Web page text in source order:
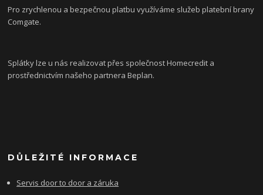
Pro zrychlenou a bezpečnou platbu využíváme služeb platební brany
Comgate.
Splátky lze u nás realizovat přes společnost Homecredit a
prostřednictvím našeho partnera Beplan.
DŮLEŽITÉ INFORMACE
Servis door to door a záruka